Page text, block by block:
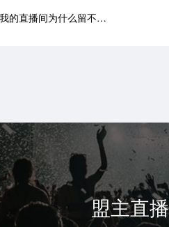
一个问题困扰数万企业：我的直播间为什么留不住人？
盟主直